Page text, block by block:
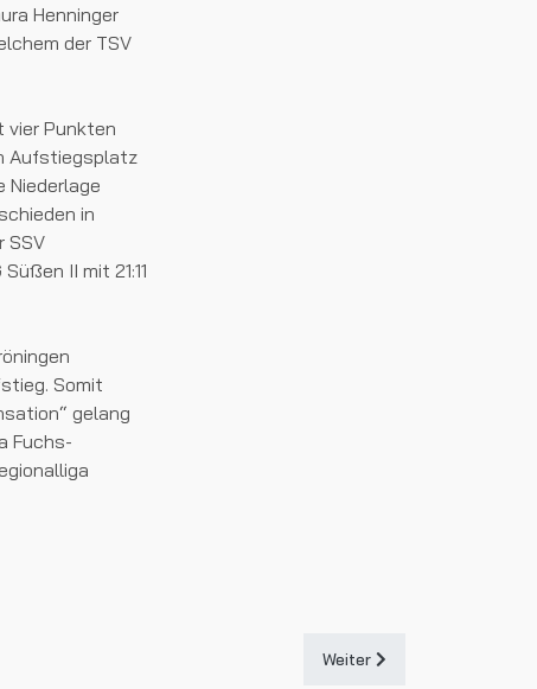
Henninger
der TSV
vier Punkten
Aufstiegsplatz
Niederlage
in
SSV
II mit 21:11
Somit
gelang
Fuchs-
Nächster Beitrag: Wie
Weiter